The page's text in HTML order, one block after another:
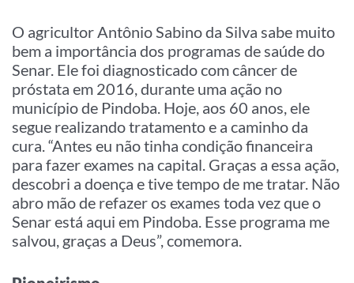
O agricultor Antônio Sabino da Silva sabe muito
bem a importância dos programas de saúde do
Senar. Ele foi diagnosticado com câncer de
próstata em 2016, durante uma ação no
município de Pindoba. Hoje, aos 60 anos, ele
segue realizando tratamento e a caminho da
cura. “Antes eu não tinha condição financeira
para fazer exames na capital. Graças a essa ação,
descobri a doença e tive tempo de me tratar. Não
abro mão de refazer os exames toda vez que o
Senar está aqui em Pindoba. Esse programa me
salvou, graças a Deus”, comemora.